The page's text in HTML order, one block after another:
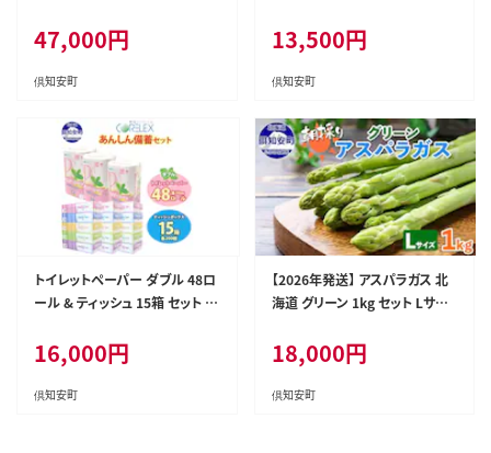
スポーツ 羊蹄山 雪 パウダース
ノー ニセコ 倶知安町 スキーチ
ケット 体験チケット
47,000円
倶知安町
り付き まとめ買い 防災 常備品
トイレ ペーパー リサイクル 日用
雑貨 消耗品 備蓄 日用品 生活必
シャルティシュ
13,500円
倶知安町
トイレットペーパー ダブル 48ロ
ール & ティッシュ 15箱 セット 北
16,000円
倶知安町
【2026年発送】 アスパラガス 北
海道 グリーン 1kg セット Lサイ
アスパラ ギフト gift 産地直送 産
直 お取り寄せ 詰め合わせ 送料
無料
18,000円
倶知安町